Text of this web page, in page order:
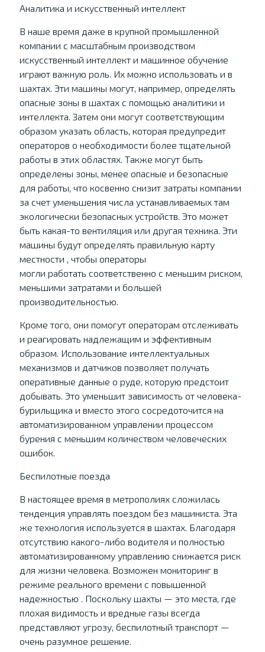
Аналитика и искусственный интеллект
В наше время даже в крупной промышленной
компании с масштабным производством
искусственный интеллект и машинное обучение
играют важную роль. Их можно использовать и в
шахтах. Эти машины могут, например, определять
опасные зоны в шахтах с помощью аналитики и
интеллекта. Затем они могут соответствующим
образом указать область, которая предупредит
операторов о необходимости более тщательной
работы в этих областях. Также могут быть
определены зоны, менее опасные и безопасные
для работы, что косвенно снизит затраты компании
за счет уменьшения числа устанавливаемых там
экологически безопасных устройств. Это может
быть какая-то вентиляция или другая техника. Эти
машины будут определять правильную карту
местности , чтобы операторы
могли работать соответственно с меньшим риском,
меньшими затратами и большей
производительностью.
Кроме того, они помогут операторам отслеживать
и реагировать надлежащим и эффективным
образом. Использование интеллектуальных
механизмов и датчиков позволяет получать
оперативные данные о руде, которую предстоит
добывать. Это уменьшит зависимость от человека-
бурильщика и вместо этого сосредоточится на
автоматизированном управлении процессом
бурения с меньшим количеством человеческих
ошибок.
Беспилотные поезда
В настоящее время в метрополиях сложилась
тенденция управлять поездом без машиниста. Эта
же технология используется в шахтах. Благодаря
отсутствию какого-либо водителя и полностью
автоматизированному управлению снижается риск
для жизни человека. Возможен мониторинг в
режиме реального времени с повышенной
надежностью . Поскольку шахты — это места, где
плохая видимость и вредные газы всегда
представляют угрозу, беспилотный транспорт —
очень разумное решение.